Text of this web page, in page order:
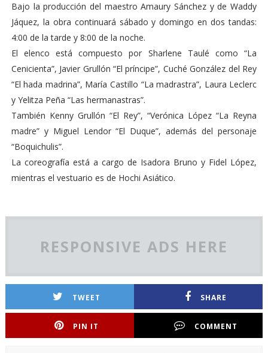
Bajo la producción del maestro Amaury Sánchez y de Waddy
Jáquez, la obra continuará sábado y domingo en dos tandas:
4:00 de la tarde y 8:00 de la noche.
El elenco está compuesto por Sharlene Taulé como “La
Cenicienta”, Javier Grullón “El príncipe”, Cuché González del Rey
“El hada madrina”, María Castillo “La madrastra”, Laura Leclerc
y Yelitza Peña “Las hermanastras”.
También Kenny Grullón “El Rey”, “Verónica López “La Reyna
madre” y Miguel Lendor “El Duque”, además del personaje
“Boquichulis”.
La coreografía está a cargo de Isadora Bruno y Fidel López,
mientras el vestuario es de Hochi Asiático.
RESPONSIVE ADS HERE
TWEET SHARE
PIN IT COMMENT